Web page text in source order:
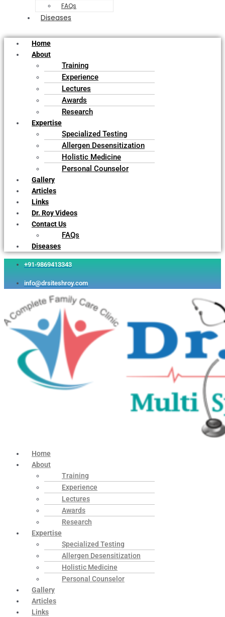
FAQs
Diseases
Home
About
Training
Experience
Lectures
Awards
Research
Expertise
Specialized Testing
Allergen Desensitization
Holistic Medicine
Personal Counselor
Gallery
Articles
Links
Dr. Roy Videos
Contact Us
FAQs
Diseases
+91-9869413343
info@drsiteshroy.com
Home
About
Training
Experience
Lectures
Awards
Research
Expertise
Specialized Testing
Allergen Desensitization
Holistic Medicine
Personal Counselor
Gallery
Articles
Links